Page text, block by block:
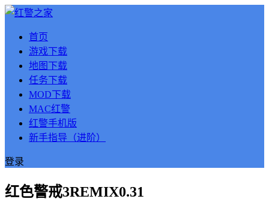
首页
游戏下载
地图下载
任务下载
MOD下载
MAC红警
红警手机版
新手指导（进阶）
登录
红色警戒3REMIX0.31